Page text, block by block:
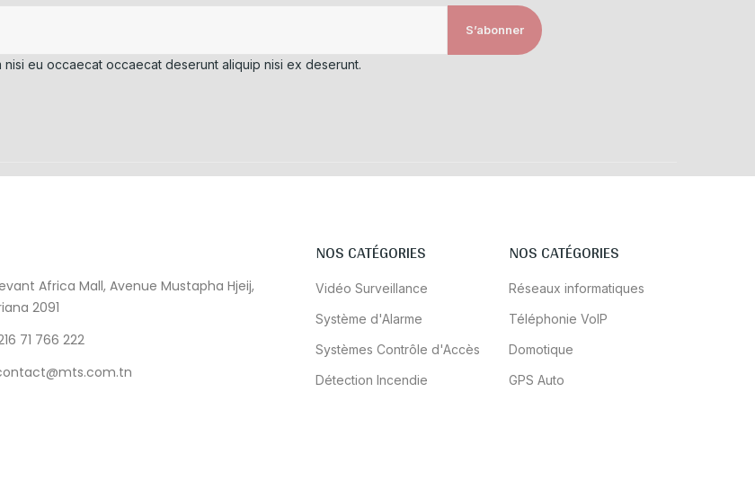
S’abonner
nisi eu occaecat occaecat deserunt aliquip nisi ex deserunt.
Africa Mall, Avenue Mustapha Hjeij,
2091
71 766 222
NOS CATÉGORIES
Vidéo Surveillance
Système d'Alarme
Systèmes Contrôle d'Accès
Détection Incendie
NOS CATÉGORIES
Réseaux informatiques
Téléphonie VoIP
Domotique
GPS Auto